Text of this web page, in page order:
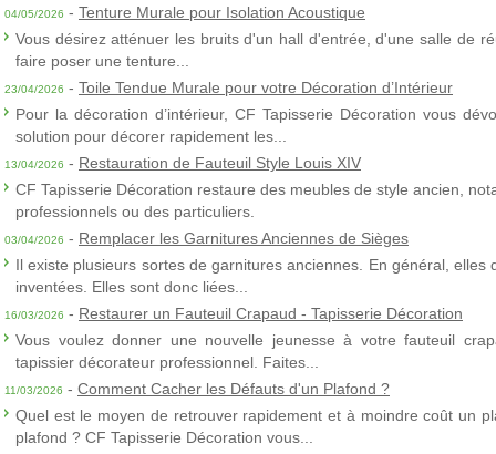
04/05/2026 - Tenture Murale pour Isolation Acoustique
Vous désirez atténuer les bruits d'un hall d'entrée, d'une salle de
faire poser une tenture...
23/04/2026 - Toile Tendue Murale pour votre Décoration d’Intérieur
Pour la décoration d’intérieur, CF Tapisserie Décoration vous
solution pour décorer rapidement les...
13/04/2026 - Restauration de Fauteuil Style Louis XIV
CF Tapisserie Décoration restaure des meubles de style ancien,
professionnels ou des particuliers.
03/04/2026 - Remplacer les Garnitures Anciennes de Sièges
Il existe plusieurs sortes de garnitures anciennes. En général, elles
inventées. Elles sont donc liées...
16/03/2026 - Restaurer un Fauteuil Crapaud - Tapisserie Décoration
Vous voulez donner une nouvelle jeunesse à votre fauteuil
tapissier décorateur professionnel. Faites...
11/03/2026 - Comment Cacher les Défauts d'un Plafond ?
Quel est le moyen de retrouver rapidement et à moindre coût un
plafond ? CF Tapisserie Décoration vous...